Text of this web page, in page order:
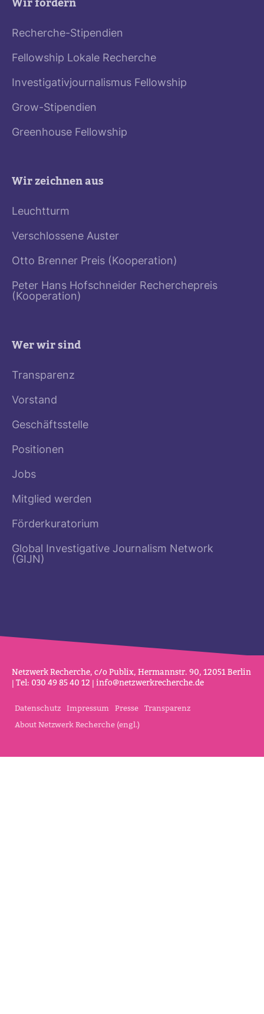
Wir fördern
Recherche-Stipendien
Fellowship Lokale Recherche
Investigativjournalismus Fellowship
Grow-Stipendien
Greenhouse Fellowship
Wir zeichnen aus
Leuchtturm
Verschlossene Auster
Otto Brenner Preis (Kooperation)
Peter Hans Hofschneider Recherchepreis
(Kooperation)
Wer wir sind
Transparenz
Vorstand
Geschäftsstelle
Positionen
Jobs
Mitglied werden
Förderkuratorium
Global Investigative Journalism Network
(GIJN)
Netz­werk Recherche, c/o Publix, Her­mannstr. 90, 12051 Berlin
| Tel: 030 49 85 40 12 | info@netz­werk­re­cherche.de
Datenschutz Impressum Presse Transparenz
About Netzwerk Recherche (engl.)